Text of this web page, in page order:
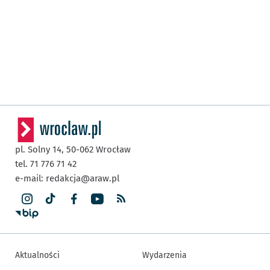
pl. Solny 14, 50-062 Wrocław
tel. 71 776 71 42
e-mail: redakcja@araw.pl
Aktualności Wydarzenia